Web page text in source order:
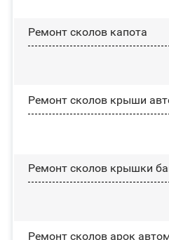
Ремонт сколов капота
Ремонт сколов крыши
Ремонт сколов крышки
Ремонт сколов арок